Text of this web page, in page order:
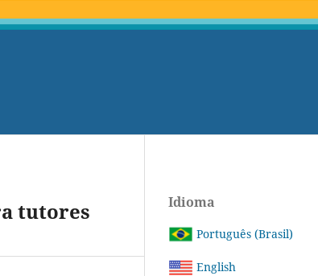
tutores Idioma
Português (Brasil)
English